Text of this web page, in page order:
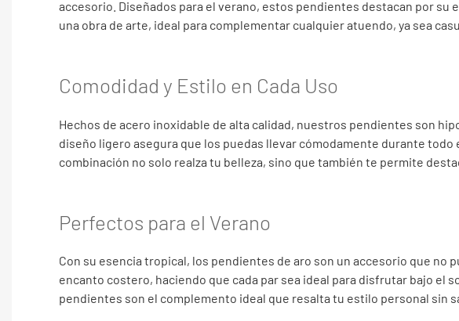
accesorio. Diseñados para el verano, estos pendientes destacan por su
una obra de arte, ideal para complementar cualquier atuendo, ya sea
Comodidad y Estilo en Cada Uso
Hechos de acero inoxidable de alta calidad, nuestros pendientes son
diseño ligero asegura que los puedas llevar cómodamente durante
combinación no solo realza tu belleza, sino que también te permite
Perfectos para el Verano
Con su esencia tropical, los pendientes de aro son un accesorio que
encanto costero, haciendo que cada par sea ideal para disfrutar bajo el
pendientes son el complemento ideal que resalta tu estilo personal sin